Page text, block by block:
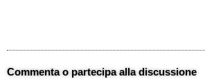
Commenta o partecipa alla discussione